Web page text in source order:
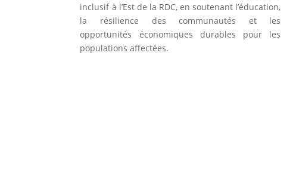
inclusif à l’Est de la RDC, en soutenant l’éducation,
la résilience des communautés et les
opportunités économiques durables pour les
populations affectées.